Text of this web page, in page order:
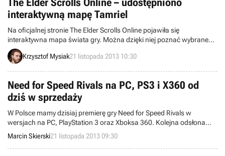
The Elder Scrolls Online – udostępniono
interaktywną mapę Tamriel
Na oficjalnej stronie The Elder Scrolls Online pojawiła się
interaktywna mapa świata gry. Można dzięki niej poznać wybrane
miejsca w Tamriel, znajdując przy okazji sporo screenów, grafik
koncepcyjnych, a także krótkich klimatycznych tekstów.
Krzysztof Mysiak21 listopada 2013 10:30
Need for Speed Rivals na PC, PS3 i X360 od
dziś w sprzedaży
W Polsce mamy dzisiaj premierę gry Need for Speed Rivals w
wersjach na PC, PlayStation 3 oraz Xboksa 360. Kolejna odsłona
popularnej serii wyścigowej jeszcze w tym miesiącu zostanie
wydana również na konsolach nowej generacji.
Marcin Skierski21 listopada 2013 09:30